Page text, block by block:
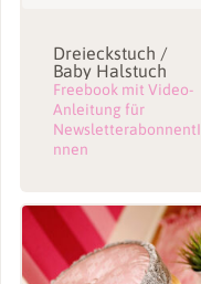
Dreieckstuch /
Baby Halstuch
Freebook mit Video-
Anleitung für
NewsletterabonnentI
nnen